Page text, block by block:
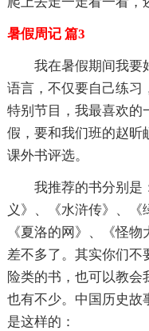
暑假周记 篇3
我在暑假期间我要
语言，不仅要自己练习
特别节目，我最喜欢的
假，要和我们班的赵昕
课外书评选。
我推荐的书分别是
义》、《水浒传》、《
《夏洛的网》、《怪
差不多了。其实你们不
险类的书，也可以教会
也有不少。中国历史故
是这样的：